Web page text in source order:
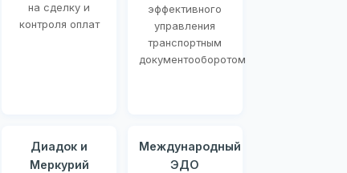
на сделку и
контроля оплат
эффективного
управления
транспортным
документооборотом
Диадок и
Меркурий
Международный
ЭДО